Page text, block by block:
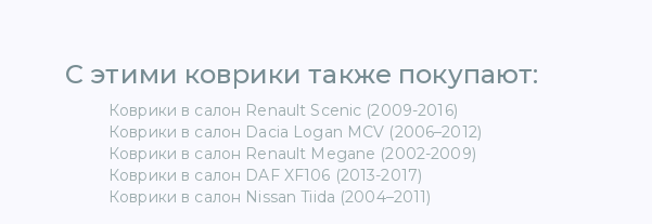
С этими коврики также покупают: ​
Коврики в салон Renault Scenic (2009-2016)
Коврики в салон Dacia Logan MCV (2006–2012)
Коврики в салон Renault Megane (2002-2009)
Коврики в салон DAF XF106 (2013-2017)
Коврики в салон Nissan Tiida (2004–2011)